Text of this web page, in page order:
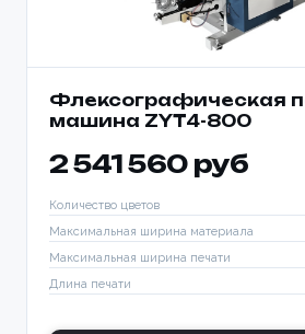
Флексографическая
машина ZYT4-800
2 541 560 руб
Количество цветов
Максимальная ширина материала
Максимальная ширина печати
Длина печати